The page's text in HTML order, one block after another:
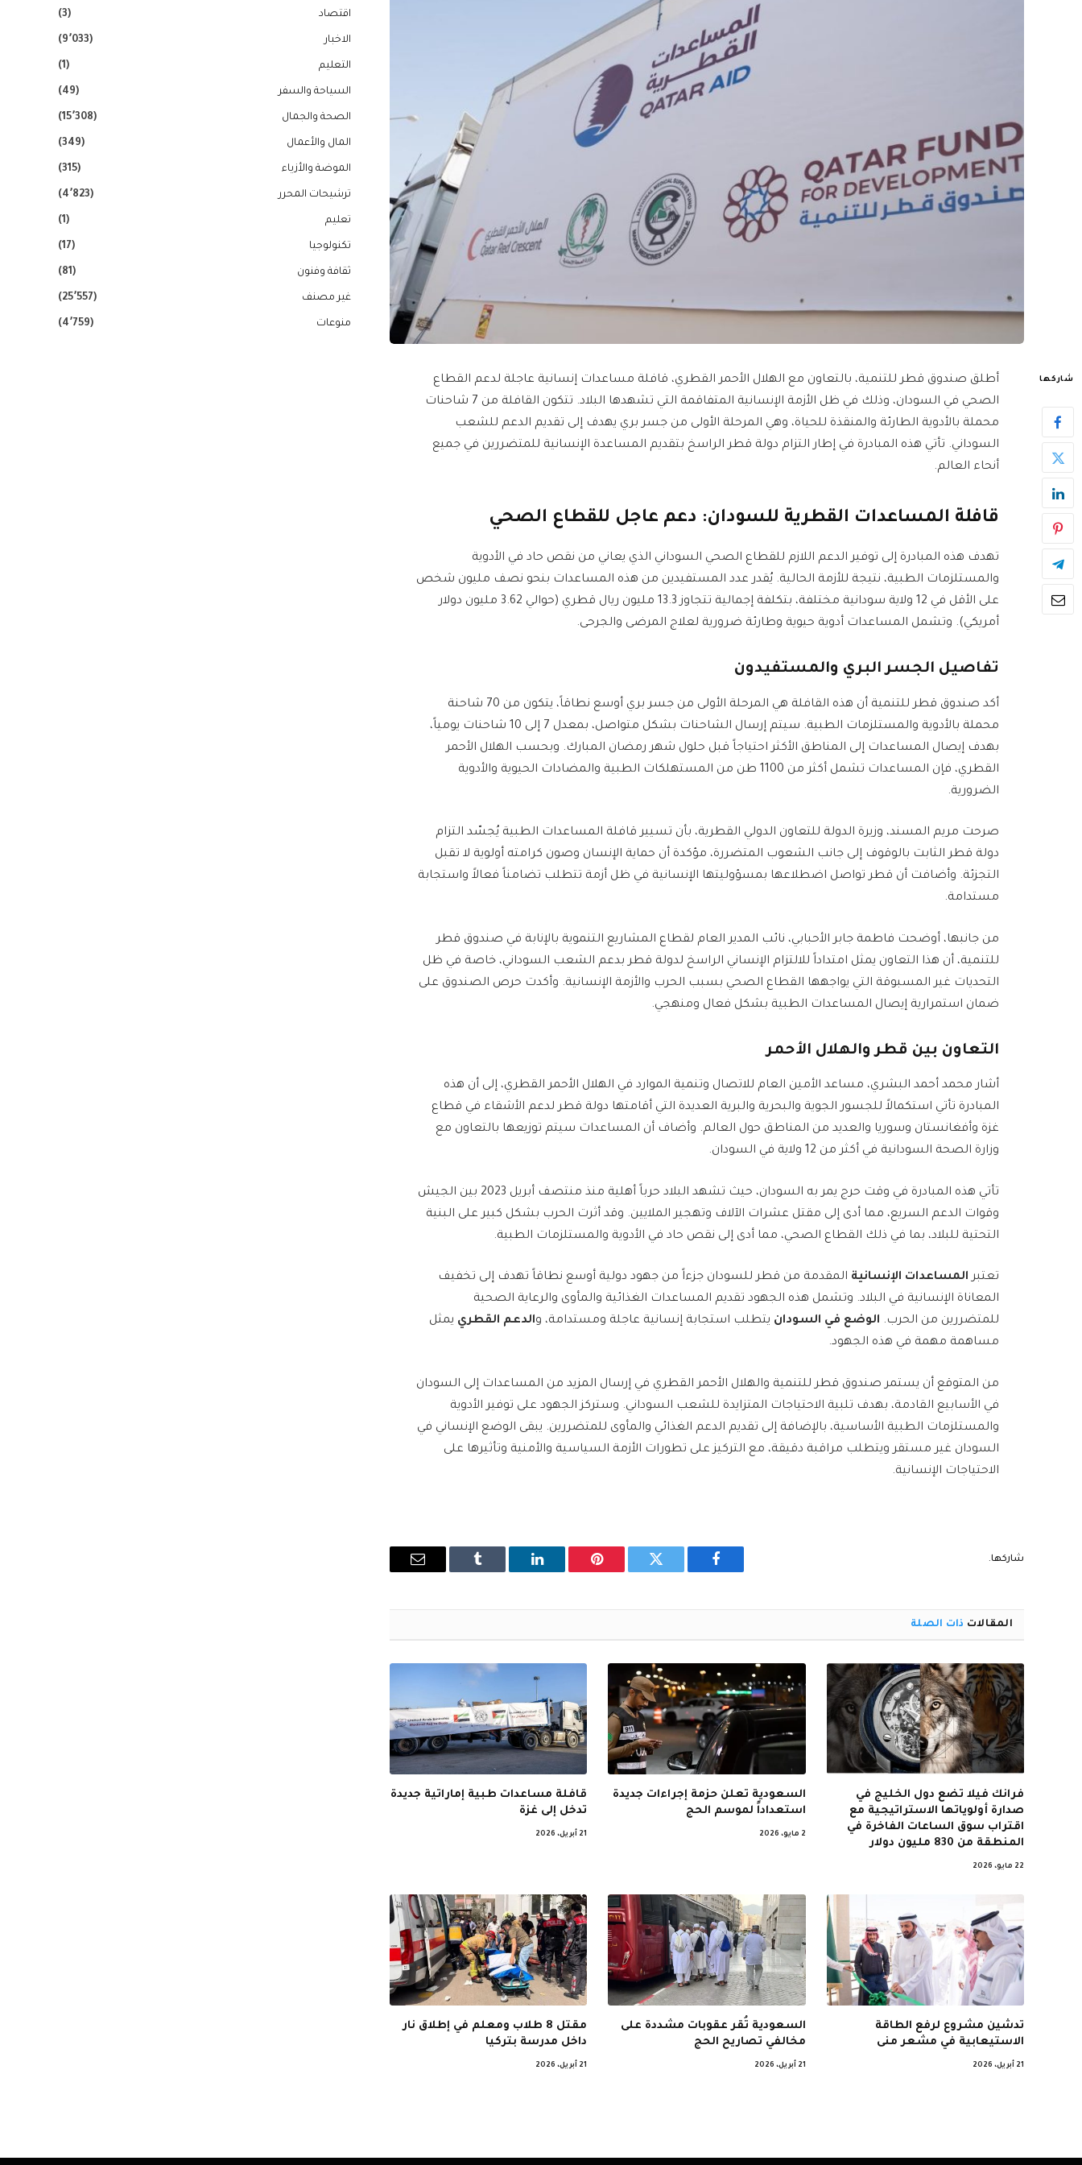
شاركها
أطلق صندوق قطر للتنمية، بالتعاون مع الهلال الأحمر القطري، قافلة مساعدات إنسانية عاجلة لدعم القطاع
الصحي في السودان، وذلك في ظل الأزمة الإنسانية المتفاقمة التي تشهدها البلاد. تتكون القافلة من 7 شاحنات
محملة بالأدوية الطارئة والمنقذة للحياة، وهي المرحلة الأولى من جسر بري يهدف إلى تقديم الدعم للشعب
السوداني. تأتي هذه المبادرة في إطار التزام دولة قطر الراسخ بتقديم المساعدة الإنسانية للمتضررين في جميع
أنحاء العالم.
قافلة المساعدات القطرية للسودان: دعم عاجل للقطاع الصحي
تهدف هذه المبادرة إلى توفير الدعم اللازم للقطاع الصحي السوداني الذي يعاني من نقص حاد في الأدوية
والمستلزمات الطبية، نتيجة للأزمة الحالية. يُقدر عدد المستفيدين من هذه المساعدات بنحو نصف مليون شخص
على الأقل في 12 ولاية سودانية مختلفة، بتكلفة إجمالية تتجاوز 13.3 مليون ريال قطري (حوالي 3.62 مليون دولار
أمريكي). وتشمل المساعدات أدوية حيوية وطارئة ضرورية لعلاج المرضى والجرحى.
تفاصيل الجسر البري والمستفيدون
أكد صندوق قطر للتنمية أن هذه القافلة هي المرحلة الأولى من جسر بري أوسع نطاقاً، يتكون من 70 شاحنة
محملة بالأدوية والمستلزمات الطبية. سيتم إرسال الشاحنات بشكل متواصل، بمعدل 7 إلى 10 شاحنات يومياً،
بهدف إيصال المساعدات إلى المناطق الأكثر احتياجاً قبل حلول شهر رمضان المبارك. وبحسب الهلال الأحمر
القطري، فإن المساعدات تشمل أكثر من 1100 طن من المستهلكات الطبية والمضادات الحيوية والأدوية
الضرورية.
صرحت مريم المسند، وزيرة الدولة للتعاون الدولي القطرية، بأن تسيير قافلة المساعدات الطبية يُجسّد التزام
دولة قطر الثابت بالوقوف إلى جانب الشعوب المتضررة، مؤكدة أن حماية الإنسان وصون كرامته أولوية لا تقبل
التجزئة. وأضافت أن قطر تواصل اضطلاعها بمسؤوليتها الإنسانية في ظل أزمة تتطلب تضامناً فعالاً واستجابة
مستدامة.
من جانبها، أوضحت فاطمة جابر الأحبابي، نائب المدير العام لقطاع المشاريع التنموية بالإنابة في صندوق قطر
للتنمية، أن هذا التعاون يمثل امتداداً للالتزام الإنساني الراسخ لدولة قطر بدعم الشعب السوداني، خاصة في ظل
التحديات غير المسبوقة التي يواجهها القطاع الصحي بسبب الحرب والأزمة الإنسانية. وأكدت حرص الصندوق على
ضمان استمرارية إيصال المساعدات الطبية بشكل فعال ومنهجي.
التعاون بين قطر والهلال الأحمر
أشار محمد أحمد البشري، مساعد الأمين العام للاتصال وتنمية الموارد في الهلال الأحمر القطري، إلى أن هذه
المبادرة تأتي استكمالاً للجسور الجوية والبحرية والبرية العديدة التي أقامتها دولة قطر لدعم الأشقاء في قطاع
غزة وأفغانستان وسوريا والعديد من المناطق حول العالم. وأضاف أن المساعدات سيتم توزيعها بالتعاون مع
وزارة الصحة السودانية في أكثر من 12 ولاية في السودان.
تأتي هذه المبادرة في وقت حرج يمر به السودان، حيث تشهد البلاد حرباً أهلية منذ منتصف أبريل 2023 بين الجيش
وقوات الدعم السريع، مما أدى إلى مقتل عشرات الآلاف وتهجير الملايين. وقد أثرت الحرب بشكل كبير على البنية
التحتية للبلاد، بما في ذلك القطاع الصحي، مما أدى إلى نقص حاد في الأدوية والمستلزمات الطبية.
تعتبر المساعدات الإنسانية المقدمة من قطر للسودان جزءاً من جهود دولية أوسع نطاقاً تهدف إلى تخفيف
المعاناة الإنسانية في البلاد. وتشمل هذه الجهود تقديم المساعدات الغذائية والمأوى والرعاية الصحية
للمتضررين من الحرب. الوضع في السودان يتطلب استجابة إنسانية عاجلة ومستدامة، والدعم القطري يمثل
مساهمة مهمة في هذه الجهود.
من المتوقع أن يستمر صندوق قطر للتنمية والهلال الأحمر القطري في إرسال المزيد من المساعدات إلى السودان
في الأسابيع القادمة، بهدف تلبية الاحتياجات المتزايدة للشعب السوداني. وستركز الجهود على توفير الأدوية
والمستلزمات الطبية الأساسية، بالإضافة إلى تقديم الدعم الغذائي والمأوى للمتضررين. يبقى الوضع الإنساني في
السودان غير مستقر ويتطلب مراقبة دقيقة، مع التركيز على تطورات الأزمة السياسية والأمنية وتأثيرها على
الاحتياجات الإنسانية.
شاركها.
فيسبوك تويتر بينتيريستلينكدإن Tumblr
البريد
المقالات ذات الصلة
فرانك فيلا تضع دول الخليج في
صدارة أولوياتها الاستراتيجية مع
اقتراب سوق الساعات الفاخرة في
المنطقة من 830 مليون دولار
22 مايو، 2026
السعودية تعلن حزمة إجراءات جديدة
استعداداً لموسم الحج
2 مايو، 2026
قافلة مساعدات طبية إماراتية جديدة
تدخل إلى غزة
21 أبريل، 2026
تدشين مشروع لرفع الطاقة
الاستيعابية في مشعر منى
21 أبريل، 2026
السعودية تُقر عقوبات مشددة على
مخالفي تصاريح الحج
21 أبريل، 2026
مقتل 8 طلاب ومعلم في إطلاق نار
داخل مدرسة بتركيا
21 أبريل، 2026
اقتصاد (3)
الاخبار (9٬033)
التعليم (1)
السياحة والسفر (49)
الصحة والجمال (15٬308)
المال والأعمال (349)
الموضة والأزياء (315)
ترشيحات المحرر (4٬823)
تعليم (1)
تكنولوجيا (17)
ثقافة وفنون (81)
غير مصنف (25٬557)
منوعات (4٬759)